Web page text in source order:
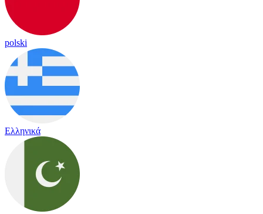
polski
Ελληνικά